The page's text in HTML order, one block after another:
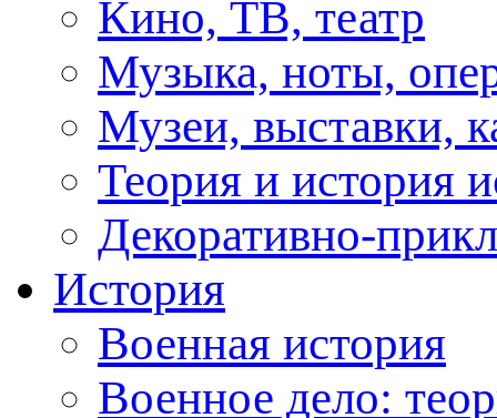
Кино, ТВ, театр
Музыка, ноты,
Музеи, выставки,
Теория и история
Декоративно-
История
Военная история
Военное дело: